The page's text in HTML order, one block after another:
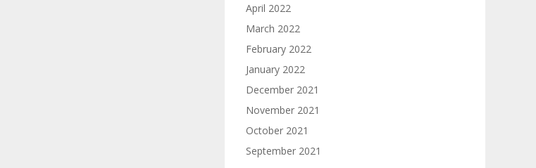
April 2022
March 2022
February 2022
January 2022
December 2021
November 2021
October 2021
September 2021